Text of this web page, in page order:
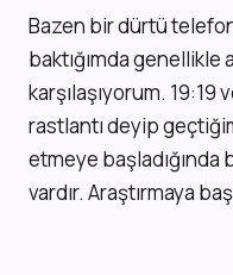
Bazen bir dürtü
baktığımda genellikle
karşılaşıyorum. 19:19
rastlantı deyip
etmeye
vardır. Araştırmaya